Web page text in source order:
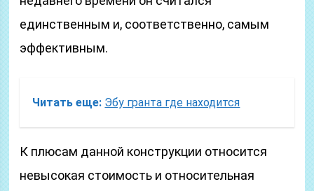
единственным и, соответственно, самым
эффективным.
Читать еще: Эбу гранта где находится
К плюсам данной конструкции относится
невысокая стоимость и относительная